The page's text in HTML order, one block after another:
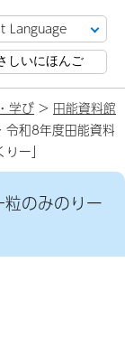
しいにほんご
学び > 田能資料館
和8年度田能資料
ー」
のみのりー